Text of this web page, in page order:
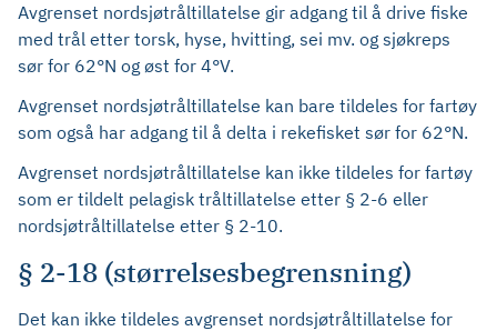
Avgrenset nordsjøtråltillatelse gir adgang til å drive fiske
med trål etter torsk, hyse, hvitting, sei mv. og sjøkreps
sør for 62°N og øst for 4°V.
Avgrenset nordsjøtråltillatelse kan bare tildeles for fartøy
som også har adgang til å delta i rekefisket sør for 62°N.
Avgrenset nordsjøtråltillatelse kan ikke tildeles for fartøy
som er tildelt pelagisk tråltillatelse etter § 2-6 eller
nordsjøtråltillatelse etter § 2-10.
§ 2-18 (størrelsesbegrensning)
Det kan ikke tildeles avgrenset nordsjøtråltillatelse for